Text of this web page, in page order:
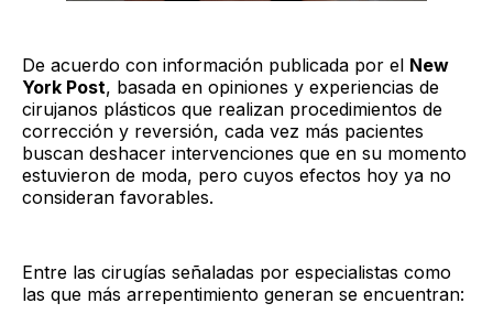
De acuerdo con información publicada por el New
York Post, basada en opiniones y experiencias de
cirujanos plásticos que realizan procedimientos de
corrección y reversión, cada vez más pacientes
buscan deshacer intervenciones que en su momento
estuvieron de moda, pero cuyos efectos hoy ya no
consideran favorables.
Entre las cirugías señaladas por especialistas como
las que más arrepentimiento generan se encuentran: